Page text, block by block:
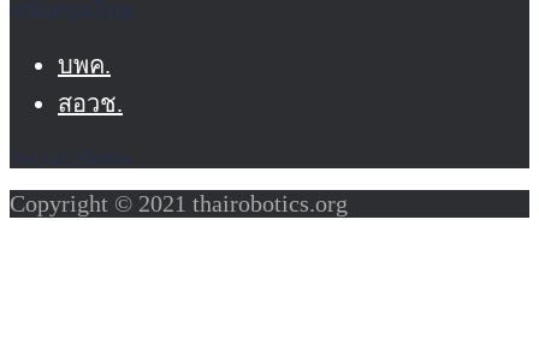
บพค.
สอวช.
Copyright © 2021 thairobotics.org